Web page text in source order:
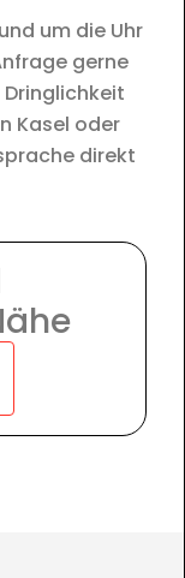
um die Uhr
gerne
Kasel oder
direkt